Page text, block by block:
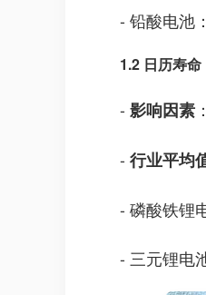
- 铅酸电池
1.2 日历寿
- 影响因素
- 行业平均
- 磷酸铁锂
- 三元锂电